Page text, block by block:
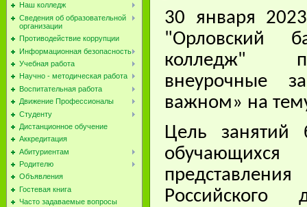
Наш колледж
Сведения об образовательной
организации
Противодействие коррупции
Информационная безопасность
Учебная работа
Научно - методическая работа
Воспитательная работа
Движение Профессионалы
Студенту
Дистанционное обучение
Аккредитация
Абитуриентам
Родителю
Объявления
Гостевая книга
Часто задаваемые вопросы
30 января
"Орловский
колледж"
внеурочные
важном» на
Цель занятий